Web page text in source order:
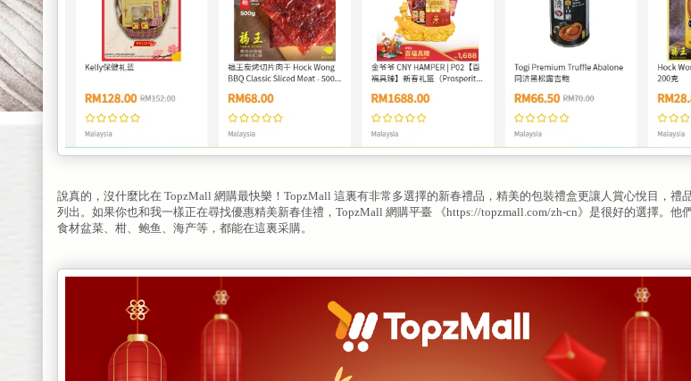
說真的，沒什麼比在 TopzMall 網購最快樂！TopzMall 這裏有非常多選擇的新春禮品，精美的包裝禮盒更讓人賞心悅目，禮
列出。如果你也和我一樣正在尋找優惠精美新春佳禮，TopzMall 網購平臺 《https://topzmall.com/zh-cn》是很好的選擇。他
食材盆菜、 柑、鲍鱼、海产等，都能在這裏采購。